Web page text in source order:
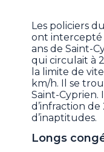
Les policiers
ont intercepté
ans de Saint-
qui circulait à
la limite de
km/h. Il se
Saint-Cyprien.
d’infraction
d’inaptitudes.
Longs